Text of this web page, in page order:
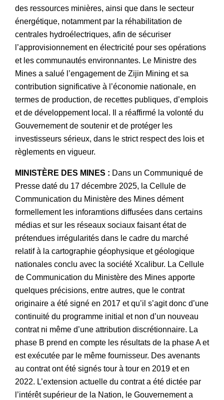
des ressources minières, ainsi que dans le secteur
énergétique, notamment par la réhabilitation de
centrales hydroélectriques, afin de sécuriser
l’approvisionnement en électricité pour ses opérations
et les communautés environnantes. Le Ministre des
Mines a salué l’engagement de Zijin Mining et sa
contribution significative à l’économie nationale, en
termes de production, de recettes publiques, d’emplois
et de développement local. Il a réaffirmé la volonté du
Gouvernement de soutenir et de protéger les
investisseurs sérieux, dans le strict respect des lois et
règlements en vigueur.
MINISTÈRE DES MINES : Dans un Communiqué de
Presse daté du 17 décembre 2025, la Cellule de
Communication du Ministère des Mines dément
formellement les inforamtions diffusées dans certains
médias et sur les réseaux sociaux faisant état de
prétendues irrégularités dans le cadre du marché
relatif à la cartographie géophysique et géologique
nationales conclu avec la société Xcalibur. La Cellule
de Communication du Ministère des Mines apporte
quelques précisions, entre autres, que le contrat
originaire a été signé en 2017 et qu’il s’agit donc d’une
continuité du programme initial et non d’un nouveau
contrat ni même d’une attribution discrétionnaire. La
phase B prend en compte les résultats de la phase A et
est exécutée par le même fournisseur. Des avenants
au contrat ont été signés tour à tour en 2019 et en
2022. L’extension actuelle du contrat a été dictée par
l’intérêt supérieur de la Nation, le Gouvernement a